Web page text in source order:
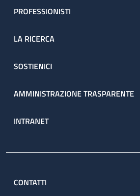
PROFESSIONISTI
LA RICERCA
SOSTIENICI
AMMINISTRAZIONE TRASPARENTE
INTRANET
CONTATTI